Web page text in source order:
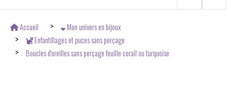
Accueil
Mon univers en bijoux
Enfantillages et puces sans perçage
Boucles d'oreilles sans perçage feuille corail ou turquoise